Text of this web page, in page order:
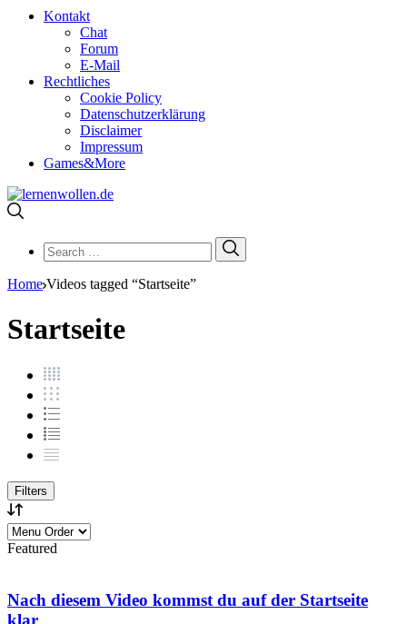
Kontakt
Chat
Forum
E-Mail
Rechtliches
Cookie Policy
Datenschutzerklärung
Disclaimer
Impressum
Games&More
Search
for:
Home Videos tagged “Startseite”
Startseite
Filters
Featured
Nach diesem Video kommst du auf der Startseite
klar